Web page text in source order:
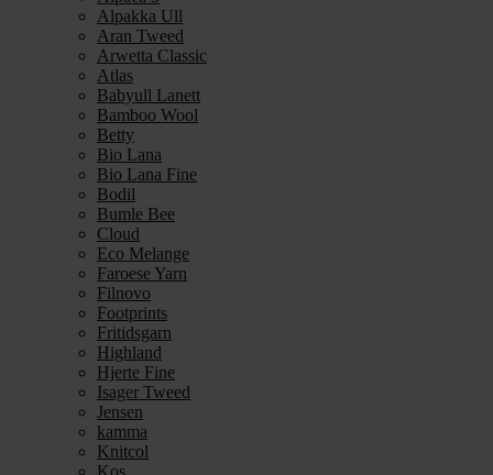
Alpakka Ull
Aran Tweed
Arwetta Classic
Atlas
Babyull Lanett
Bamboo Wool
Betty
Bio Lana
Bio Lana Fine
Bodil
Bumle Bee
Cloud
Eco Melange
Faroese Yarn
Filnovo
Footprints
Fritidsgarn
Highland
Hjerte Fine
Isager Tweed
Jensen
kamma
Knitcol
Kos